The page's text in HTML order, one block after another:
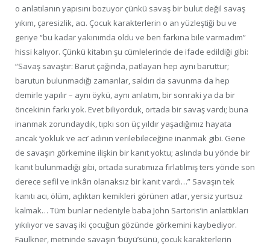
o anlatılanın yapısını bozuyor çünkü savaş bir bulut değil savaş
yıkım, çaresizlik, acı. Çocuk karakterlerin o an yüzleştiği bu ve
geriye “bu kadar yakınımda oldu ve ben farkına bile varmadım”
hissi kalıyor. Çünkü kitabın şu cümlelerinde de ifade edildiği gibi:
“Savaş savaştır: Barut çağında, patlayan hep aynı baruttur;
barutun bulunmadığı zamanlar, saldırı da savunma da hep
demirle yapılır – aynı öykü, aynı anlatım, bir sonraki ya da bir
öncekinin farkı yok. Evet biliyorduk, ortada bir savaş vardı; buna
inanmak zorundaydık, tıpkı son üç yıldır yaşadığımız hayata
ancak ‘yokluk ve acı’ adının verilebileceğine inanmak gibi. Gene
de savaşın görkemine ilişkin bir kanıt yoktu; aslında bu yönde bir
kanıt bulunmadığı gibi, ortada suratımıza fırlatılmış ters yönde son
derece sefil ve inkârı olanaksız bir kanıt vardı…” Savaşın tek
kanıtı acı, ölüm, açlıktan kemikleri görünen atlar, yersiz yurtsuz
kalmak… Tüm bunlar nedeniyle baba John Sartoris’in anlattıkları
yıkılıyor ve savaş iki çocuğun gözünde görkemini kaybediyor.
Faulkner, metninde savaşın ‘büyü’sünü, çocuk karakterlerin